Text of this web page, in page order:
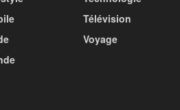
Télévision
Voyage